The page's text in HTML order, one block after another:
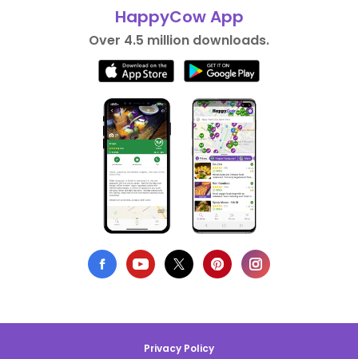
HappyCow App
Over 4.5 million downloads.
Privacy Policy